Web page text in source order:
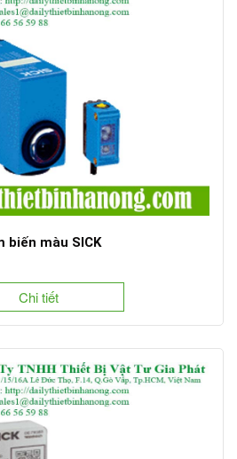
biến màu SICK
Chi tiết